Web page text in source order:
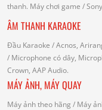
thanh. Máy chơi game /
ÂM THANH KARAOKE
Đầu Karaoke / Acnos,
/ Microphone có dây,
Crown, AAP Audio.
MÁY ẢNH, MÁY QUAY
Máy ảnh theo hãng / Máy